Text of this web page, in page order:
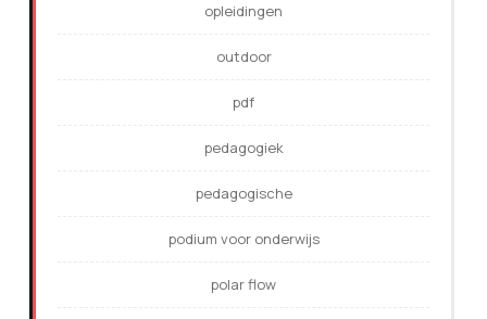
opleidingen
outdoor
pdf
pedagogiek
pedagogische
podium voor onderwijs
polar flow